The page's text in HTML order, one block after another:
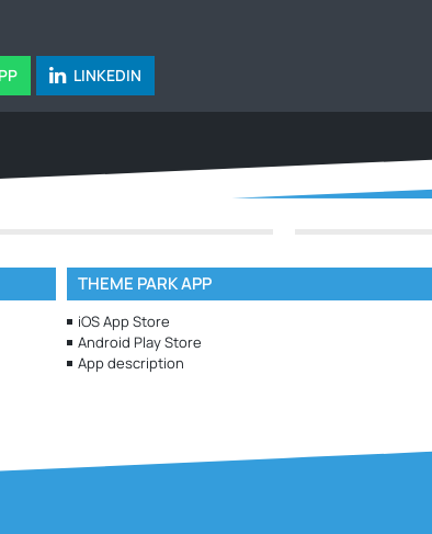
LINKEDIN
THEME PARK APP
iOS App Store
Android Play Store
App description